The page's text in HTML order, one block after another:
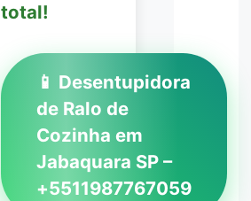
total!
📱 Desentupidora
de Ralo de
Cozinha em
Jabaquara SP –
+5511987767059